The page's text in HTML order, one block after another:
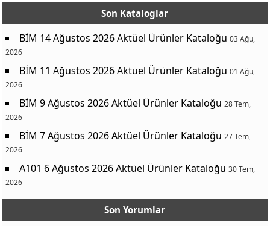
Son Kataloglar
BİM 14 Ağustos 2026 Aktüel Ürünler Kataloğu 03 Ağu,
2026
BİM 11 Ağustos 2026 Aktüel Ürünler Kataloğu 01 Ağu,
2026
BİM 9 Ağustos 2026 Aktüel Ürünler Kataloğu 28 Tem,
2026
BİM 7 Ağustos 2026 Aktüel Ürünler Kataloğu 27 Tem,
2026
A101 6 Ağustos 2026 Aktüel Ürünler Kataloğu 30 Tem,
2026
Son Yorumlar